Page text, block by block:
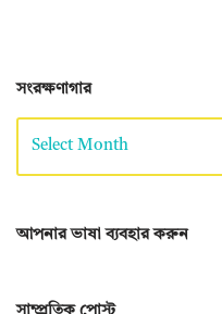
সংরক্ষণাগার
আপনার ভাষা ব্যবহার করুন